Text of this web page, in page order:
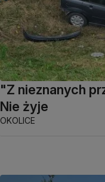
"Z nieznanych
Nie żyje
OKOLICE